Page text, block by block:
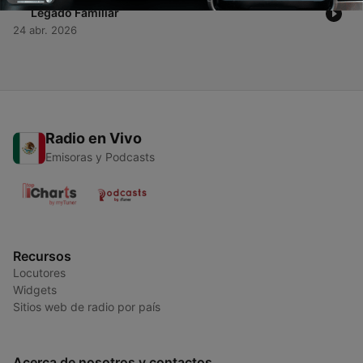
Legado Familiar
24 abr. 2026
Radio en Vivo
Emisoras y Podcasts
Recursos
Locutores
Widgets
Sitios web de radio por país